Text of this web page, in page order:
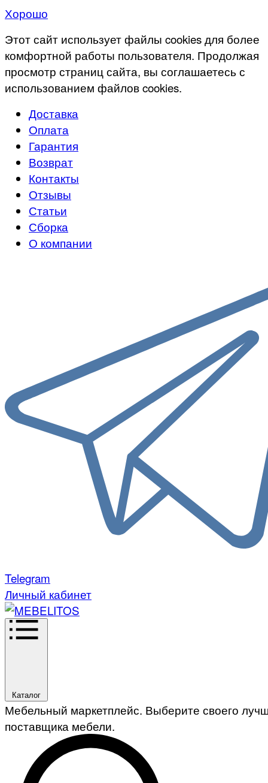
Хорошо
Этот сайт использует файлы cookies для более
комфортной работы пользователя. Продолжая
просмотр страниц сайта, вы соглашаетесь с
использованием файлов cookies.
Доставка
Оплата
Гарантия
Возврат
Контакты
Отзывы
Статьи
Сборка
О компании
Telegram
Личный кабинет
Каталог
Мебельный маркетплейс. Выберите своего
поставщика мебели.